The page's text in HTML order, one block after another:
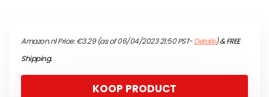
Amazon.nl Price:€3.29(as of 06/04/2023 21:50 PST-Details)&FREE
Shipping.
KOOP PRODUCT